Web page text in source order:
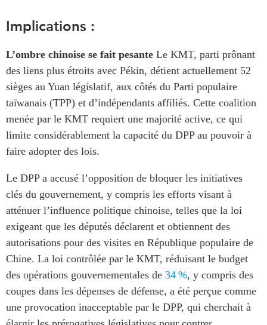
Implications :
L’ombre chinoise se fait pesante Le KMT, parti prônant
des liens plus étroits avec Pékin, détient actuellement 52
sièges au Yuan législatif, aux côtés du Parti populaire
taïwanais (TPP) et d’indépendants affiliés. Cette coalition
menée par le KMT requiert une majorité active, ce qui
limite considérablement la capacité du DPP au pouvoir à
faire adopter des lois.
Le DPP a accusé l’opposition de bloquer les initiatives
clés du gouvernement, y compris les efforts visant à
atténuer l’influence politique chinoise, telles que la loi
exigeant que les députés déclarent et obtiennent des
autorisations pour des visites en République populaire de
Chine. La loi contrôlée par le KMT, réduisant le budget
des opérations gouvernementales de 34 %, y compris des
coupes dans les dépenses de défense, a été perçue comme
une provocation inacceptable par le DPP, qui cherchait à